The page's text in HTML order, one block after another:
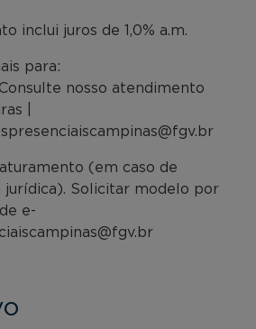
inclui juros de 1,0% a.m.
para:
nosso atendimento
|
(em caso de
jurídica). Solicitar modelo por
e-